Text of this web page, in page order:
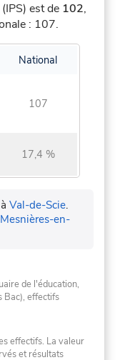
est de 102,
: 107.
National
107
17,4 %
àVal-de-Scie.
Mesnières-en-
de l'éducation,
Bac), effectifs
effectifs. La valeur
et résultats